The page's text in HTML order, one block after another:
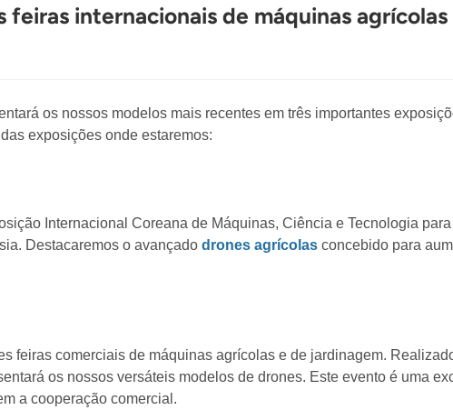
internacionais de máquinas
os nossos modelos mais recentes em três importantes
exposições onde estaremos:
Internacional Coreana de Máquinas, Ciência e Tecnologia
Destacaremos o avançado drones agrícolasconcebido para
feiras comerciais de máquinas agrícolas e de jardinagem.
os nossos versáteis modelos de drones. Este evento é uma
a cooperação comercial.